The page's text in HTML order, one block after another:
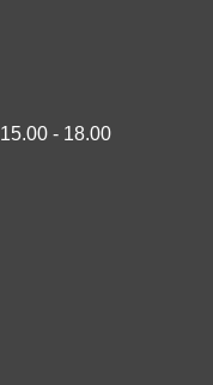
15.00 - 18.00